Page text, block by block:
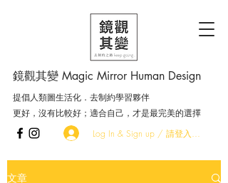
鏡觀其變 Magic Mirror Human Design
提倡人類圖生活化．去制約學習夥伴
更好，沒有比較好；適合自己，才是最完美的選擇
Log In & Sign up / 請登入．加入會員
文章